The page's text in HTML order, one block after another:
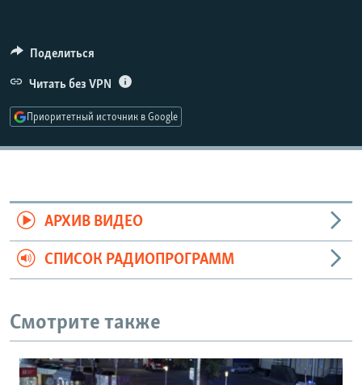
Поделиться
Читать без VPN
Приоритетный источник в Google
АРХИВ ВИДЕО
СПИСОК РАДИОПРОГРАММ
Смотрите также